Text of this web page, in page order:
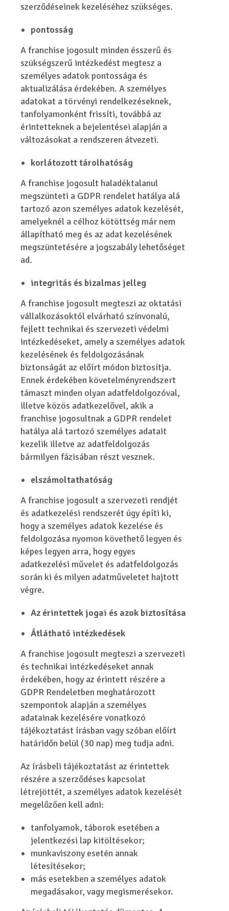
szerződéseinek kezeléséhez szükséges.
pontosság
A franchise jogosult minden ésszerű és
szükségszerű intézkedést megtesz a
személyes adatok pontossága és
aktualizálása érdekében. A személyes
adatokat a törvényi rendelkezéseknek,
tanfolyamonként frissíti, továbbá az
érintetteknek a bejelentései alapján a
változásokat a rendszeren átvezeti.
korlátozott tárolhatóság
A franchise jogosult haladéktalanul
megszünteti a GDPR rendelet hatálya alá
tartozó azon személyes adatok kezelését,
amelyeknél a célhoz kötöttség már nem
állapítható meg és az adat kezelésének
megszüntetésére a jogszabály lehetőséget
ad.
integritás és bizalmas jelleg
A franchise jogosult megteszi az oktatási
vállalkozásoktól elvárható színvonalú,
fejlett technikai és szervezeti védelmi
intézkedéseket, amely a személyes adatok
kezelésének és feldolgozásának
biztonságát az előírt módon biztosítja.
Ennek érdekében követelményrendszert
támaszt minden olyan adatfeldolgozóval,
illetve közös adatkezelővel, akik a
franchise jogosultnak a GDPR rendelet
hatálya alá tartozó személyes adatait
kezelik illetve az adatfeldolgozás
bármilyen fázisában részt vesznek.
elszámoltathatóság
A franchise jogosult a szervezeti rendjét
és adatkezelési rendszerét úgy építi ki,
hogy a személyes adatok kezelése és
feldolgozása nyomon követhető legyen és
képes legyen arra, hogy egyes
adatkezelési művelet és adatfeldolgozás
során ki és milyen adatműveletet hajtott
végre.
Az érintettek jogai és azok biztosítása
Átlátható intézkedések
A franchise jogosult megteszi a szervezeti
és technikai intézkedéseket annak
érdekében, hogy az érintett részére a
GDPR Rendeletben meghatározott
szempontok alapján a személyes
adatainak kezelésére vonatkozó
tájékoztatást írásban vagy szóban előírt
határidőn belül (30 nap) meg tudja adni.
Az írásbeli tájékoztatást az érintettek
részére a szerződéses kapcsolat
létrejöttét, a személyes adatok kezelését
megelőzően kell adni:
tanfolyamok, táborok esetében a
jelentkezési lap kitöltésekor;
munkaviszony esetén annak
létesítésekor;
más esetekben a személyes adatok
megadásakor, vagy megismerésekor.